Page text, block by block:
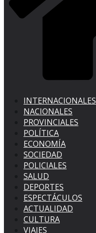
INTERNACIONALES
NACIONALES
PROVINCIALES
POLÍTICA
ECONOMÍA
SOCIEDAD
POLICIALES
SALUD
DEPORTES
ESPECTÁCULOS
ACTUALIDAD
CULTURA
VIAJES